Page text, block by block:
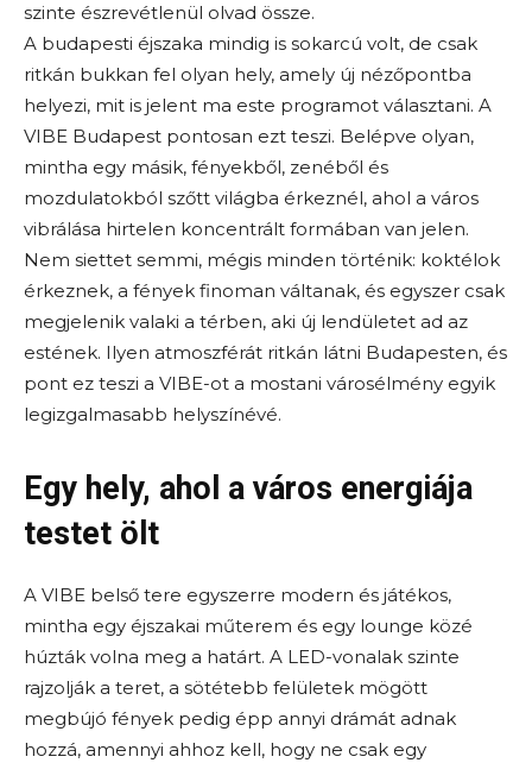
szinte észrevétlenül olvad össze.
A budapesti éjszaka mindig is sokarcú volt, de csak
ritkán bukkan fel olyan hely, amely új nézőpontba
helyezi, mit is jelent ma este programot választani. A
VIBE Budapest pontosan ezt teszi. Belépve olyan,
mintha egy másik, fényekből, zenéből és
mozdulatokból szőtt világba érkeznél, ahol a város
vibrálása hirtelen koncentrált formában van jelen.
Nem siettet semmi, mégis minden történik: koktélok
érkeznek, a fények finoman váltanak, és egyszer csak
megjelenik valaki a térben, aki új lendületet ad az
estének. Ilyen atmoszférát ritkán látni Budapesten, és
pont ez teszi a VIBE-ot a mostani városélmény egyik
legizgalmasabb helyszínévé.
Egy hely, ahol a város energiája
testet ölt
A VIBE belső tere egyszerre modern és játékos,
mintha egy éjszakai műterem és egy lounge közé
húzták volna meg a határt. A LED-vonalak szinte
rajzolják a teret, a sötétebb felületek mögött
megbújó fények pedig épp annyi drámát adnak
hozzá, amennyi ahhoz kell, hogy ne csak egy